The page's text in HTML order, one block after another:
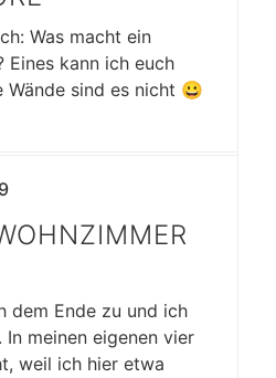
Was macht ein
Eines kann ich euch
Wände sind es nicht 😀
dem Ende zu und ich
meinen eigenen vier
weil ich hier etwa